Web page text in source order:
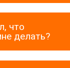
что
делать?